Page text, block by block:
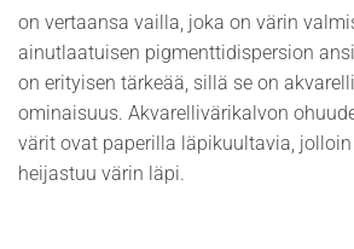
on vertaansa vailla, joka on värin
ainutlaatuisen pigmenttidispersion
on erityisen tärkeää, sillä se on
ominaisuus. Akvarellivärikalvon
värit ovat paperilla läpikuultavia,
heijastuu värin läpi.